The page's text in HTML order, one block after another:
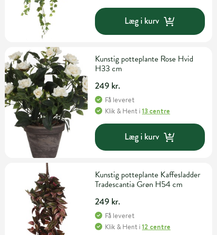
Læg i kurv
Kunstig potteplante Rose Hvid
H33 cm
249 kr.
Få leveret
Klik & Hent i13 centre
Læg i kurv
Kunstig potteplante Kaffesladder
Tradescantia Grøn H54 cm
249 kr.
Få leveret
Klik & Hent i12 centre